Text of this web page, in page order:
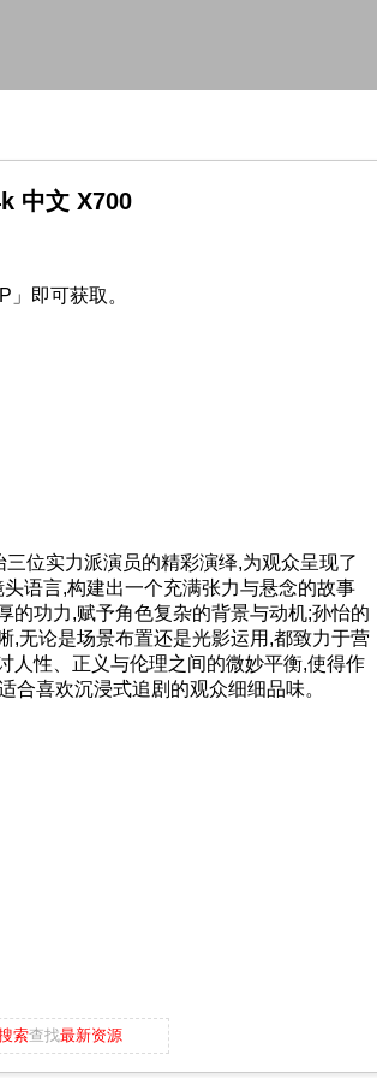
中文 X700
即可获取。
位实力派演员的精彩演绎,为观众呈现了
语言,构建出一个充满张力与悬念的故事
的功力,赋予角色复杂的背景与动机;孙怡的
,无论是场景布置还是光影运用,都致力于营
人性、正义与伦理之间的微妙平衡,使得作
喜欢沉浸式追剧的观众细细品味。
索查找最新资源